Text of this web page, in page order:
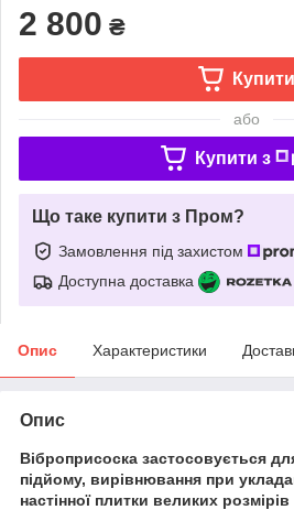
2 800 ₴
Купити
або
Купити з
Що таке купити з Пром?
Замовлення під захистом
Доступна доставка
Опис Характеристики
Опис
Віброприсоска застосовується
підйому, вирівнювання при
настінної плитки великих розмірів